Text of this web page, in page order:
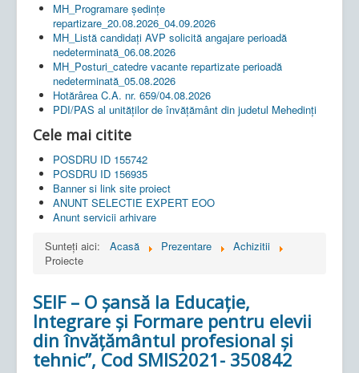
MH_Programare ședințe
repartizare_20.08.2026_04.09.2026
MH_Listă candidați AVP solicită angajare perioadă
nedeterminată_06.08.2026
MH_Posturi_catedre vacante repartizate perioadă
nedeterminată_05.08.2026
Hotărârea C.A. nr. 659/04.08.2026
PDI/PAS al unităților de învățământ din judetul Mehedinți
Cele mai citite
POSDRU ID 155742
POSDRU ID 156935
Banner si link site proiect
ANUNT SELECTIE EXPERT EOO
Anunt servicii arhivare
Sunteți aici:
Acasă Prezentare
Achizitii
Proiecte
SEIF – O șansă la Educație,
Integrare și Formare pentru elevii
din învățământul profesional și
tehnic”, Cod SMIS2021- 350842